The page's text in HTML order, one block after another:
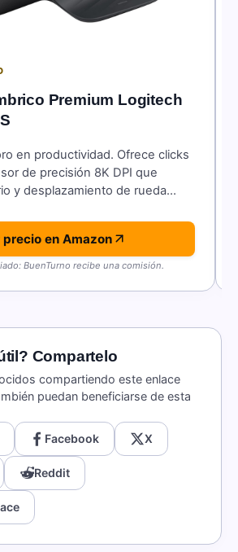
Premium Logitech
en productividad. Ofrece clicks
de precisión 8K DPI que
y desplazamiento de rueda
precio en Amazon
BuenTurno recibe una comisión.
Compartelo
compartiendo este enlace
puedan beneficiarse de esta
Facebook X
Reddit